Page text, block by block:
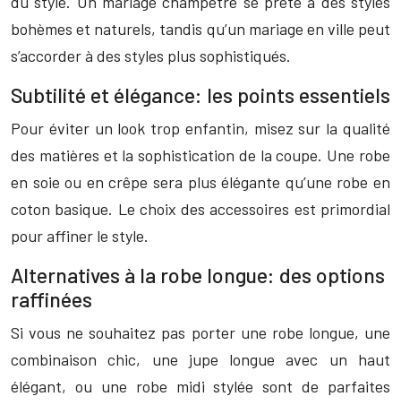
bohèmes et naturels, tandis qu’un mariage en ville peut
s’accorder à des styles plus sophistiqués.
Subtilité et élégance: les points essentiels
Pour éviter un look trop enfantin, misez sur la qualité
des matières et la sophistication de la coupe. Une robe
en soie ou en crêpe sera plus élégante qu’une robe en
coton basique. Le choix des accessoires est primordial
pour affiner le style.
Alternatives à la robe longue: des options
raffinées
Si vous ne souhaitez pas porter une robe longue, une
combinaison chic, une jupe longue avec un haut
élégant, ou une robe midi stylée sont de parfaites